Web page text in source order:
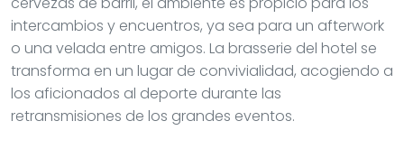
intercambios y encuentros, ya sea para un afterwork
o una velada entre amigos. La brasserie del hotel se
transforma en un lugar de convivialidad, acogiendo a
los aficionados al deporte durante las
retransmisiones de los grandes eventos.